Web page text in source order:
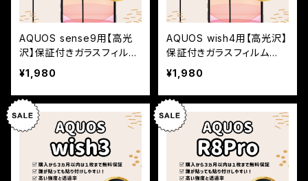
AQUOS sense9用【高光
沢】保証付きガラスフィルム
『鎧』全面フルカバー
¥1,980
AQUOS wish4用【高光沢】
保証付きガラスフィルム
『鎧』全面フルカバー
¥1,980